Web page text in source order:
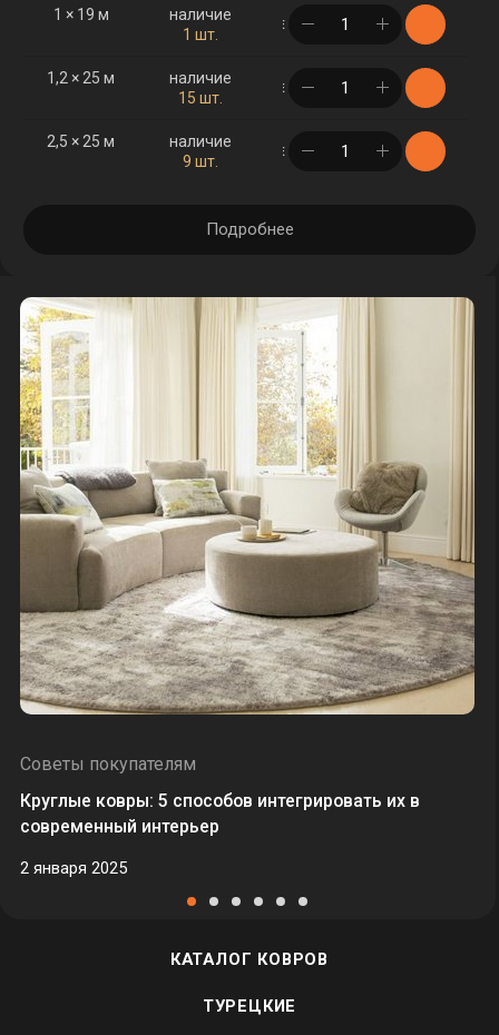
1 × 19 м
наличие
1 шт.
в корзине
1,2 × 25 м
наличие
15 шт.
в корзине
2,5 × 25 м
наличие
9 шт.
в корзине
Подробнее
Советы покупателям
2 января 2025
Круглые ковры: 5 способов интегрировать их в
современный интерьер
КАТАЛОГ КОВРОВ
ТУРЕЦКИЕ